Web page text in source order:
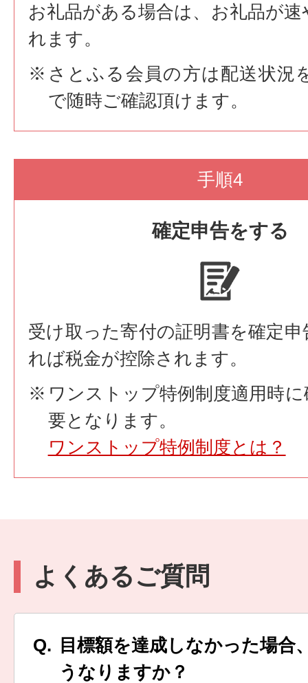
お礼品がある場合は、お礼品が
れます。
さとふる会員の方は配送状況
で随時ご確認頂けます。
手順4
確定申告をする
受け取った寄付の証明書を確定
れば税金が控除されます。
ワンストップ特例制度適用時
要となります。
ワンストップ特例制度とは？
よくあるご質問
目標額を達成しなかった場合
うなりますか？